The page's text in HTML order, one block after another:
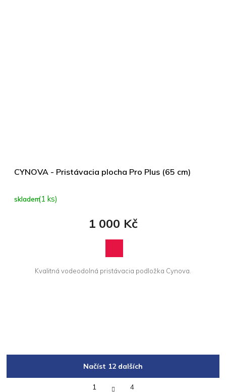
CYNOVA - Pristávacia plocha Pro Plus (65 cm)
skladem(1 ks)
1 000 Kč
Kvalitná vodeodolná pristávacia podložka Cynova.
Načíst 12 dalších
1 4